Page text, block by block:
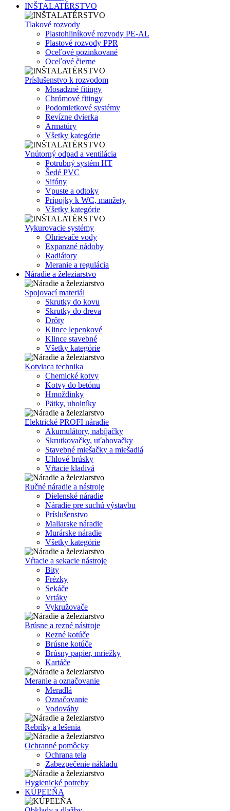
INŠTALATÉRSTVO
Tlakové rozvody
Plastohliníkové rozvody PE-AL
Plastové rozvody PPR
Oceľové pozinkované
Oceľové čierne
Príslušenstvo k rozvodom
Mosadzné fitingy
Chrómové fitingy
Podomietkové systémy
Revízne dvierka
Armatúry
Všetky kategórie
Vnútorný odpad a ventilácia
Potrubný systém HT
Šedé PVC
Sifóny
Vpuste a odtoky
Prípojky k WC, manžety
Všetky kategórie
Vykurovacie systémy
Ohrievače vody
Expanzné nádoby
Radiátory
Meranie a regulácia
Náradie a železiarstvo
Spojovací materiál
Skrutky do kovu
Skrutky do dreva
Drôty
Klince lepenkové
Klince stavebné
Všetky kategórie
Kotviaca technika
Chemické kotvy
Kotvy do betónu
Hmoždinky
Pätky, uholníky
Elektrické PROFI náradie
Akumulátory, nabíjačky
Skrutkovačky, uťahovačky
Stavebné miešačky a miešadlá
Uhlové brúsky
Vŕtacie kladivá
Ručné náradie a nástroje
Dielenské náradie
Náradie pre suchú výstavbu
Príslušenstvo
Maliarske náradie
Murárske náradie
Všetky kategórie
Vŕtacie a sekacie nástroje
Bity
Frézky
Sekáče
Vrtáky
Vykružovače
Brúsne a rezné nástroje
Rezné kotúče
Brúsne kotúče
Brúsny papier, mriežky
Kartáče
Meranie a označovanie
Meradlá
Označovanie
Vodováhy
Rebríky a lešenia
Ochranné pomôcky
Ochrana tela
Zabezpečenie nákladu
Hygienické potreby
KÚPEĽŇA